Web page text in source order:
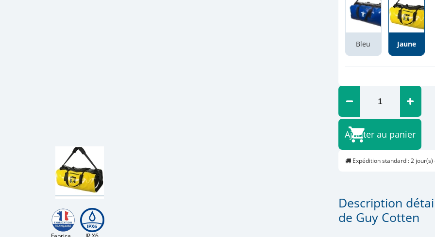
Bleu Jaune
Ajouter au panier
Expédition standard : 2 jour(s)
Description
de Guy Cotten